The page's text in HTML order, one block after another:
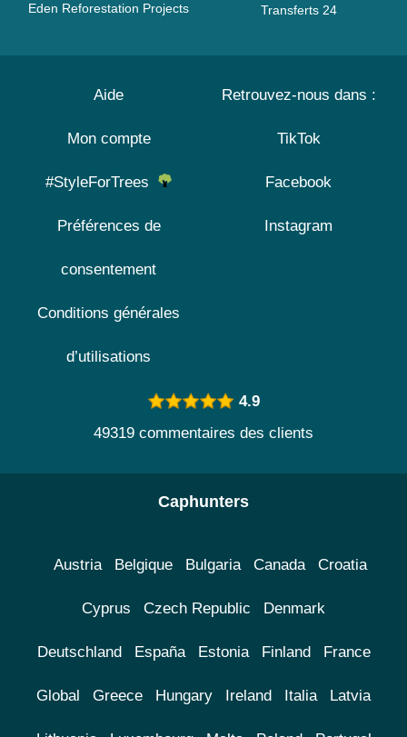
Eden Reforestation Projects
Transferts 24
Aide
Mon compte
#StyleForTrees
Préférences de
consentement
Conditions générales
d’utilisations
Retrouvez-nous dans :
TikTok
Facebook
Instagram
4.9
49319 commentaires des clients
Caphunters
Austria Belgique Bulgaria Canada Croatia
Cyprus Czech Republic Denmark
Deutschland España Estonia Finland France
Global Greece Hungary Ireland Italia Latvia